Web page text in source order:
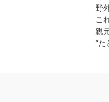
野
こ
親
“